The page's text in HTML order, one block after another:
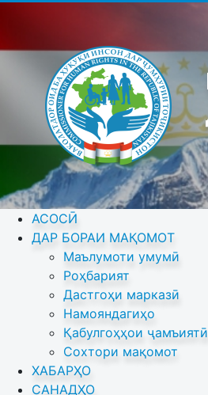
АСОСӢ
ДАР БОРАИ МАҚОМОТ
Маълумоти умумӣ
Роҳбарият
Дастгоҳи марказӣ
Намояндагиҳо
Қабулгоҳҳои ҷамъиятӣ
Сохтори мақомот
ХАБАРҲО
САНАДҲО